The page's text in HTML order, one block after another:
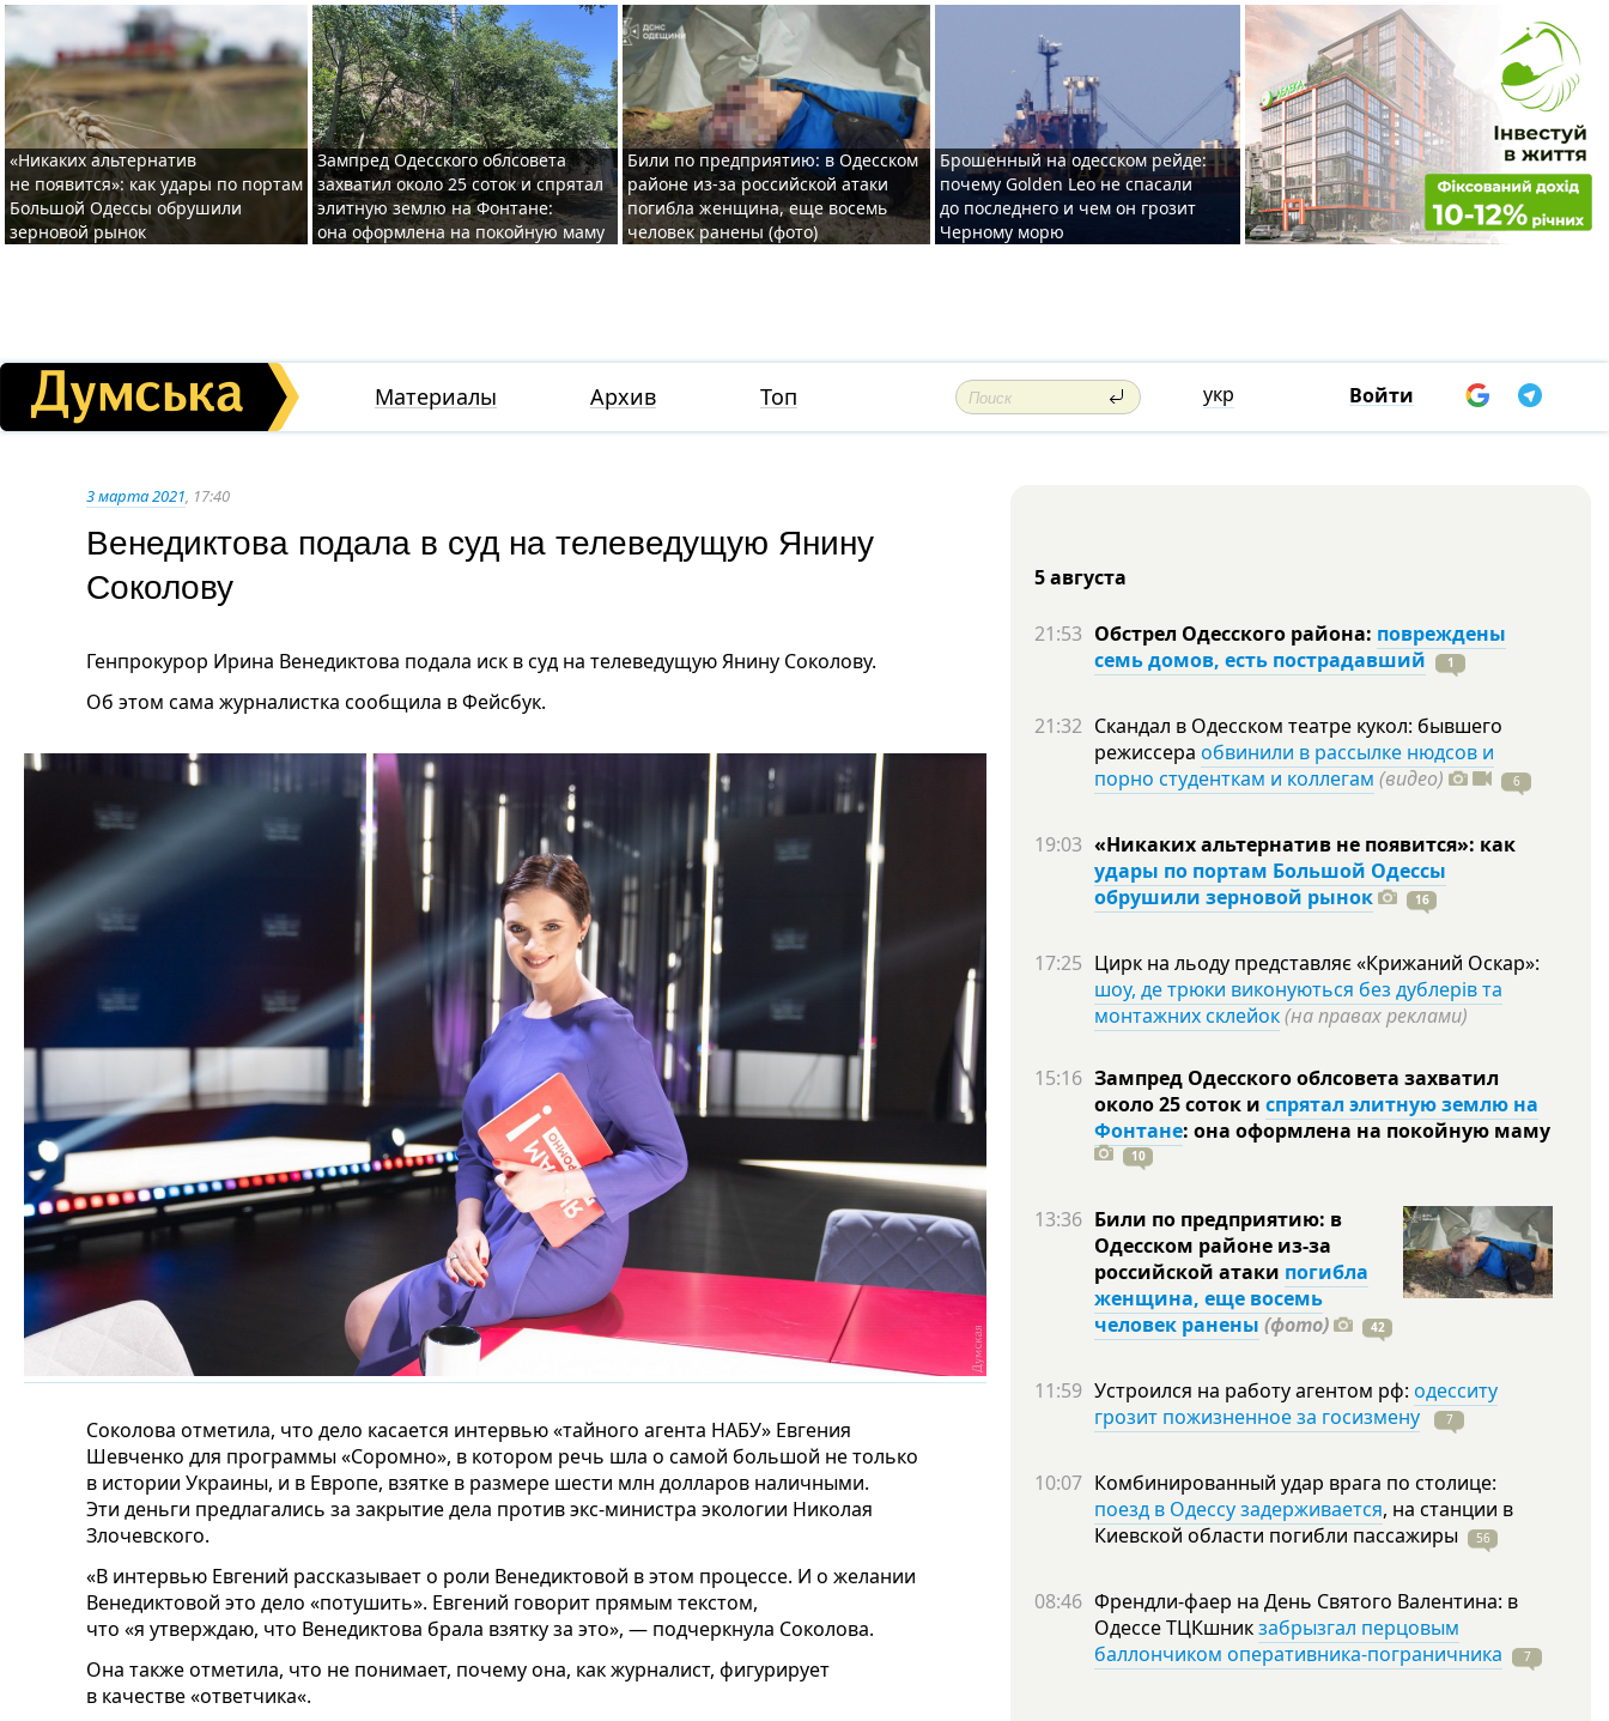
«Никаких альтернатив
не появится»: как удары по портам
Большой Одессы обрушили
зерновой рынок
Зампред Одесского облсовета
захватил около 25 соток и спрятал
элитную землю на Фонтане:
она оформлена на покойную маму
Били по предприятию: в Одесском
районе из-за российской атаки
погибла женщина, еще восемь
человек ранены (фото)
Брошенный на одесском рейде:
почему Golden Leo не спасали
до последнего и чем он грозит
Черному морю
Материалы Архив Топ укр Войти
3 марта 2021, 17:40
Венедиктова подала в суд на телеведущую Янину
Соколову
Генпрокурор Ирина Венедиктова подала иск в суд на телеведущую Янину Соколову.
Об этом сама журналистка сообщила в Фейсбук.
Соколова отметила, что дело касается интервью «тайного агента НАБУ» Евгения
Шевченко для программы «Соромно», в котором речь шла о самой большой не только
в истории Украины, и в Европе, взятке в размере шести млн долларов наличными.
Эти деньги предлагались за закрытие дела против экс-министра экологии Николая
Злочевского.
«В интервью Евгений рассказывает о роли Венедиктовой в этом процессе. И о желании
Венедиктовой это дело «потушить». Евгений говорит прямым текстом,
что «я утверждаю, что Венедиктова брала взятку за это», — подчеркнула Соколова.
Она также отметила, что не понимает, почему она, как журналист, фигурирует
в качестве «ответчика«.
5 августа
21:53 Обстрел Одесского района: повреждены
семь домов, есть пострадавший
1
21:32 Скандал в Одесском театре кукол: бывшего
режиссера обвинили в рассылке нюдсов и
порно студенткам и коллегам (видео) 6
19:03 «Никаких альтернатив не появится»: как
удары по портам Большой Одессы
обрушили зерновой рынок
16
17:25 Цирк на льоду представляє «Крижаний Оскар»:
шоу, де трюки виконуються без дублерів та
монтажних склейок(на правах реклами)
15:16 Зампред Одесского облсовета захватил
около 25 соток и спрятал элитную землю на
Фонтане: она оформлена на покойную маму
10
13:36 Били по предприятию: в
Одесском районе из-за
российской атаки погибла
женщина, еще восемь
человек ранены (фото) 42
11:59 Устроился на работу агентом рф: одесситу
грозит пожизненное за госизмену
7
10:07 Комбинированный удар врага по столице:
поезд в Одессу задерживается, на станции в
Киевской области погибли пассажиры 56
08:46 Френдли-фаер на День Святого Валентина: в
Одессе ТЦКшникзабрызгал перцовым
баллончиком оперативника-пограничника
7